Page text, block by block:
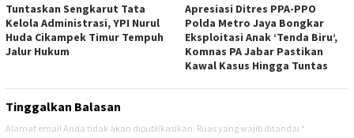
Tuntaskan Sengkarut Tata
Kelola Administrasi, YPI Nurul
Huda Cikampek Timur Tempuh
Jalur Hukum
Apresiasi Ditres PPA-PPO
Polda Metro Jaya Bongkar
Eksploitasi Anak ‘Tenda Biru’,
Komnas PA Jabar Pastikan
Kawal Kasus Hingga Tuntas
Tinggalkan Balasan
Alamat email Anda tidak akan dipublikasikan. Ruas yang wajib ditandai *